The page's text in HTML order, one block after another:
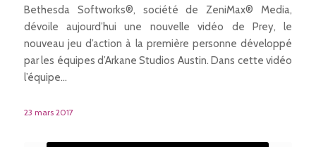
Bethesda Softworks®, société de ZeniMax® Media,
dévoile aujourd’hui une nouvelle vidéo de Prey, le
nouveau jeu d’action à la première personne développé
par les équipes d’Arkane Studios Austin. Dans cette vidéo
l’équipe…
23 mars 2017